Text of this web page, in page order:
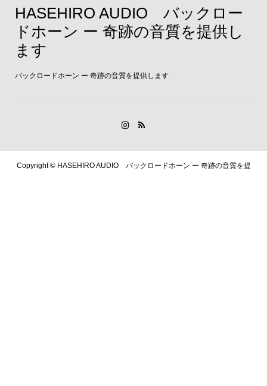
HASEHIRO AUDIO バックロー
ドホーン ー 奇跡の音質を提供し
ます
バックロードホーン ー 奇跡の音質を提供します
Copyright ©HASEHIRO AUDIO バックロードホーン ー 奇跡の音質を提